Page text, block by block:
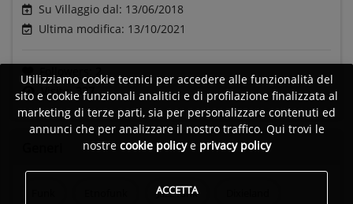
Su Villaggio dal: 13/06/2018
Ultima modifica: 13/10/2021
Visite:337
Jazz funk
Utilizziamo cookie tecnici per accedere alle funzionalità del
sito e cookie funzionali analitici e di profilazione finalizzata al
marketing di terze parti, sia per personalizzare contenuti ed
annunci che per analizzare il nostro traffico. Qui trovi le
nostre cookie policye privacy policy
ACCETTA